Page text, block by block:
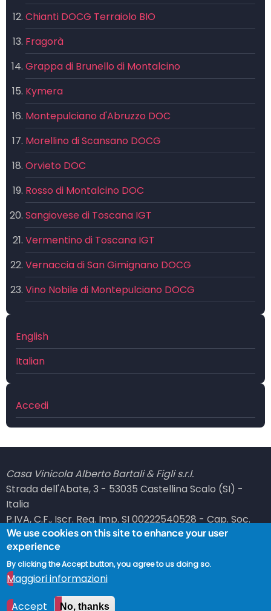
Chianti DOCG Terraiolo BIO
Fragorà
Grappa di Brunello di Montalcino
Kymera
Montepulciano d'Abruzzo DOC
Morellino di Scansano DOCG
Orvieto DOC
Rosso di Montalcino DOC
Sangiovese di Toscana IGT
Vermentino di Toscana IGT
Vernaccia di San Gimignano DOCG
Vino Nobile di Montepulciano DOCG
English
Italian
Menu
profilo
Accedi
Casa Vinicola Alberto Bartali & Figli s.r.l.
Strada dell'Abate, 3 - 53035 Castellina Scalo (SI) -
Italia
P.IVA, C.F., Iscr. Reg. Imp. SI 00222540528 - Cap. Soc.
101100,00 i.v. - REA SI 66036
PEC: bartali at legalmail dot it
© 2026 Vinicola Bartali, All rights reserved.
We use cookies on this site to enhance your user
experience
By clicking the Accept button, you agree to us doing so.
Maggiori informazioni
Accept
No, thanks